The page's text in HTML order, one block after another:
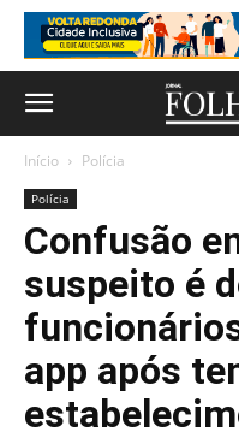
Início Polícia
Polícia
Confusão
suspeito é
app após